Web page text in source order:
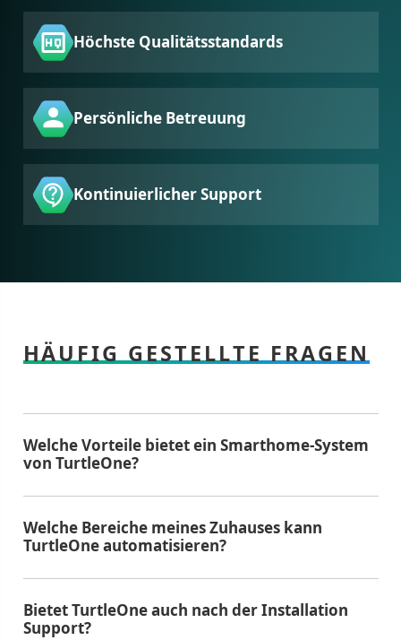
Höchste Qualitätsstandards
Persönliche Betreuung
Kontinuierlicher Support
HÄUFIG GESTELLTE FRAGEN
Welche Vorteile bietet ein Smarthome-System
von TurtleOne?
Welche Bereiche meines Zuhauses kann
TurtleOne automatisieren?
Bietet TurtleOne auch nach der Installation
Support?